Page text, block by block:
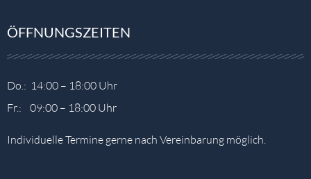
ÖFFNUNGSZEITEN
Do.: 14:00 – 18:00 Uhr
Fr.: 09:00 – 18:00 Uhr
Individuelle Termine gerne nach Vereinbarung möglich.